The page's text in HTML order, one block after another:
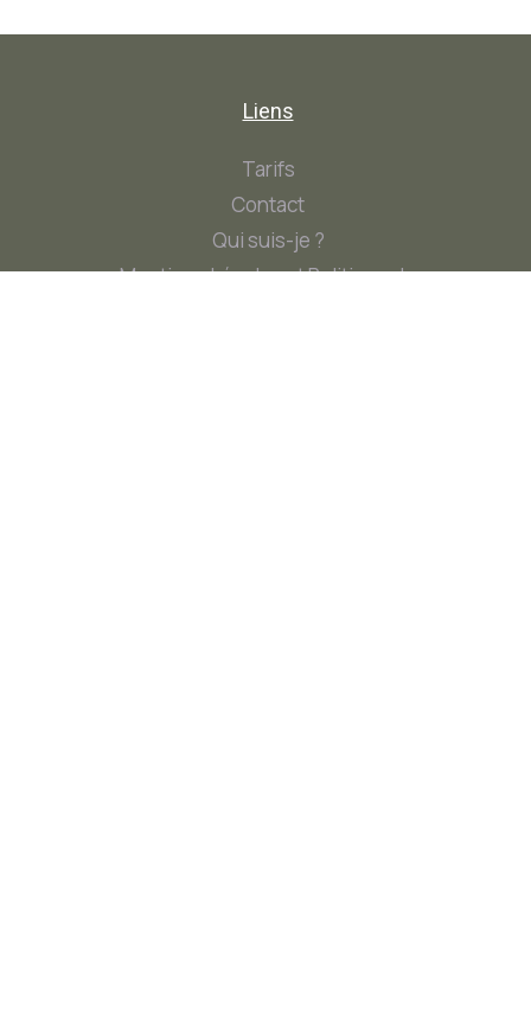
Liens
Tarifs
Contact
Qui suis-je ?
Mentions Légales et Politique de